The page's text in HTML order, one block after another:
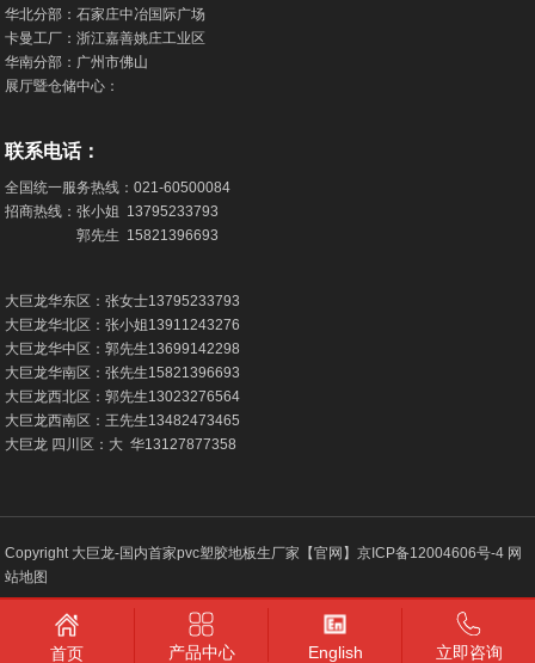
华北分部：石家庄中冶国际广场
卡曼工厂：浙江嘉善姚庄工业区
华南分部：广州市佛山
展厅暨仓储中心：
联系电话：
全国统一服务热线：021-60500084
招商热线：张小姐 13795233793
郭先生 15821396693
大巨龙华东区：张女士13795233793
大巨龙华北区：张小姐13911243276
大巨龙华中区：郭先生13699142298
大巨龙华南区：张先生15821396693
大巨龙西北区：郭先生13023276564
大巨龙西南区：王先生13482473465
大巨龙 四川区：大 华13127877358
Copyright 大巨龙-国内首家pvc塑胶地板生厂家【官网】京ICP备12004606号-4 网
站地图
首页 产品中心 English 立即咨询